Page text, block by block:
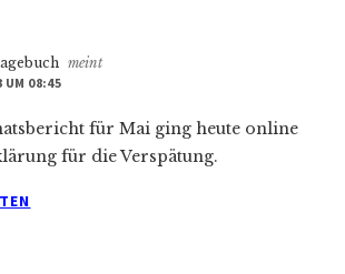
meint
UM 08:45
für Mai ging heute online
für die Verspätung.